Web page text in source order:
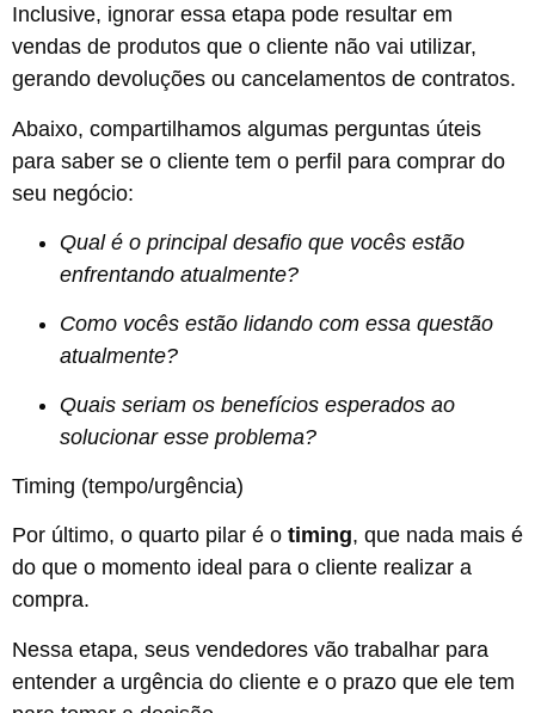
Inclusive, ignorar essa etapa pode resultar em
vendas de produtos que o cliente não vai utilizar,
gerando devoluções ou cancelamentos de contratos.
Abaixo, compartilhamos algumas perguntas úteis
para saber se o cliente tem o perfil para comprar do
seu negócio:
Qual é o principal desafio que vocês estão
enfrentando atualmente?
Como vocês estão lidando com essa questão
atualmente?
Quais seriam os benefícios esperados ao
solucionar esse problema?
Timing (tempo/urgência)
Por último, o quarto pilar é o timing, que nada mais é
do que o momento ideal para o cliente realizar a
compra.
Nessa etapa, seus vendedores vão trabalhar para
entender a urgência do cliente e o prazo que ele tem